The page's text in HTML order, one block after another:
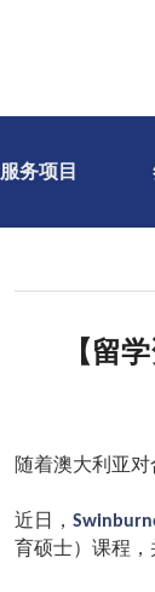
服务项目
【留
随着澳大利亚
近日，
育硕士）课程，